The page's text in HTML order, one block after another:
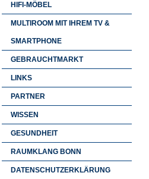
HIFI-MÖBEL
MULTIROOM MIT IHREM TV &
SMARTPHONE
GEBRAUCHTMARKT
LINKS
PARTNER
WISSEN
GESUNDHEIT
RAUMKLANG BONN
DATENSCHUTZERKLÄRUNG